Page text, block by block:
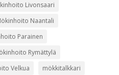
Livonsaari
Naantali
Parainen
Rymättylä
Velkua
mökkitalkkari